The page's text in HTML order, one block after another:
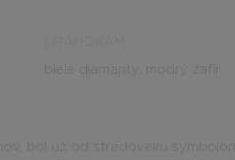
biele diamanty, modrý zafír
bol už od stredoveku symbolom